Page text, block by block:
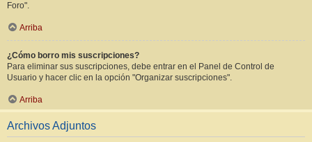
Foro".
Arriba
¿Cómo borro mis suscripciones?
Para eliminar sus suscripciones, debe entrar en el Panel de Control de
Usuario y hacer clic en la opción "Organizar suscripciones".
Arriba
Archivos Adjuntos